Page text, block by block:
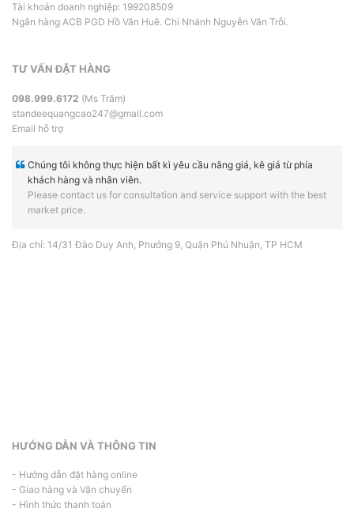
Tài khoản doanh nghiệp: 199208509
Ngân hàng ACB PGD Hồ Văn Huê. Chi Nhánh Nguyễn Văn Trỗi.
TƯ VẤN ĐẶT HÀNG
098.999.6172 (Ms Trâm)
standeequangcao247@gmail.com
Email hỗ trợ
Chúng tôi không thực hiện bất kì yêu cầu nâng giá, kê giá từ phía
khách hàng và nhân viên.
Please contact us for consultation and service support with the best
market price.
Địa chỉ: 14/31 Đào Duy Anh, Phưởng 9, Quận Phú Nhuận, TP HCM
HƯỚNG DẪN VÀ THÔNG TIN
- Hướng dẫn đặt hàng online
- Giao hàng và Vận chuyển
- Hình thức thanh toán